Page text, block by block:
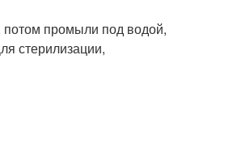
потом промыли под водой,
стерилизации,